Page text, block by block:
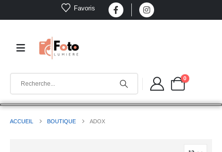
Favoris
0
ACCUEIL BOUTIQUE ADOX